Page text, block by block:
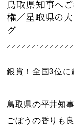
鳥取県知事へ
権／星取県の
グ
銀賞！全国3位に
鳥取県の平井知
ごぼうの香りも